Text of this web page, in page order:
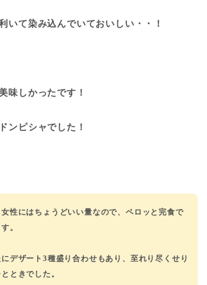
いて染み込んでいておいしい・・！
味しかったです！
ンピシャでした！
性にはちょうどいい量なので、ペロッと完食で
。
デザート3種盛り合わせもあり、至れり尽くせり
ときでした。